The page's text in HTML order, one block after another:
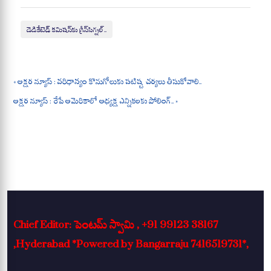
ts
A bo
okgr
a re
డెడికేటెడ్‌ కమిషన్‌కు గ్రీన్‌సిగ్నల్‌..
« అక్షర న్యూస్ : వరిధాన్యం కొనుగోలుకు పటిష్ట చర్యలు తీసుకోవాలి..
అక్షర న్యూస్ : రేపే అమెరికాలో అధ్యక్ష ఎన్నికలకు పోలింగ్.. »
Chief Editor: పెంటమ్ స్వామి , +91 99123 38167
,Hyderabad *Powered by Bangarraju 7416519731*,